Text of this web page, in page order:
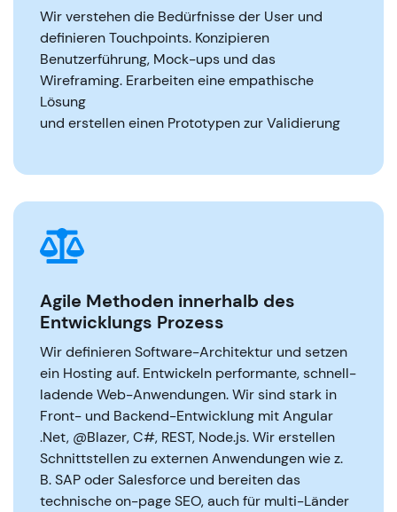
Wir verstehen die Bedürfnisse der User und
definieren Touchpoints. Konzipieren
Benutzerführung, Mock-ups und das
Wireframing. Erarbeiten eine empathische
Lösung
und erstellen einen Prototypen zur Validierung
Agile Methoden innerhalb des
Entwicklungs Prozess
Wir definieren Software-Architektur und setzen
ein Hosting auf. Entwickeln performante, schnell-
ladende Web-Anwendungen. Wir sind stark in
Front- und Backend-Entwicklung mit Angular
.Net, @Blazer, C#, REST, Node.js. Wir erstellen
Schnittstellen zu externen Anwendungen wie z.
B. SAP oder Salesforce und bereiten das
technische on-page SEO, auch für multi-Länder